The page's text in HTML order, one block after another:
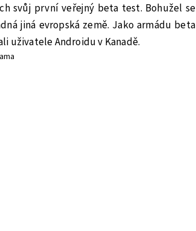
svůj první veřejný beta test. Bohužel se
jiná evropská země. Jako armádu beta
uživatele Androidu v Kanadě.